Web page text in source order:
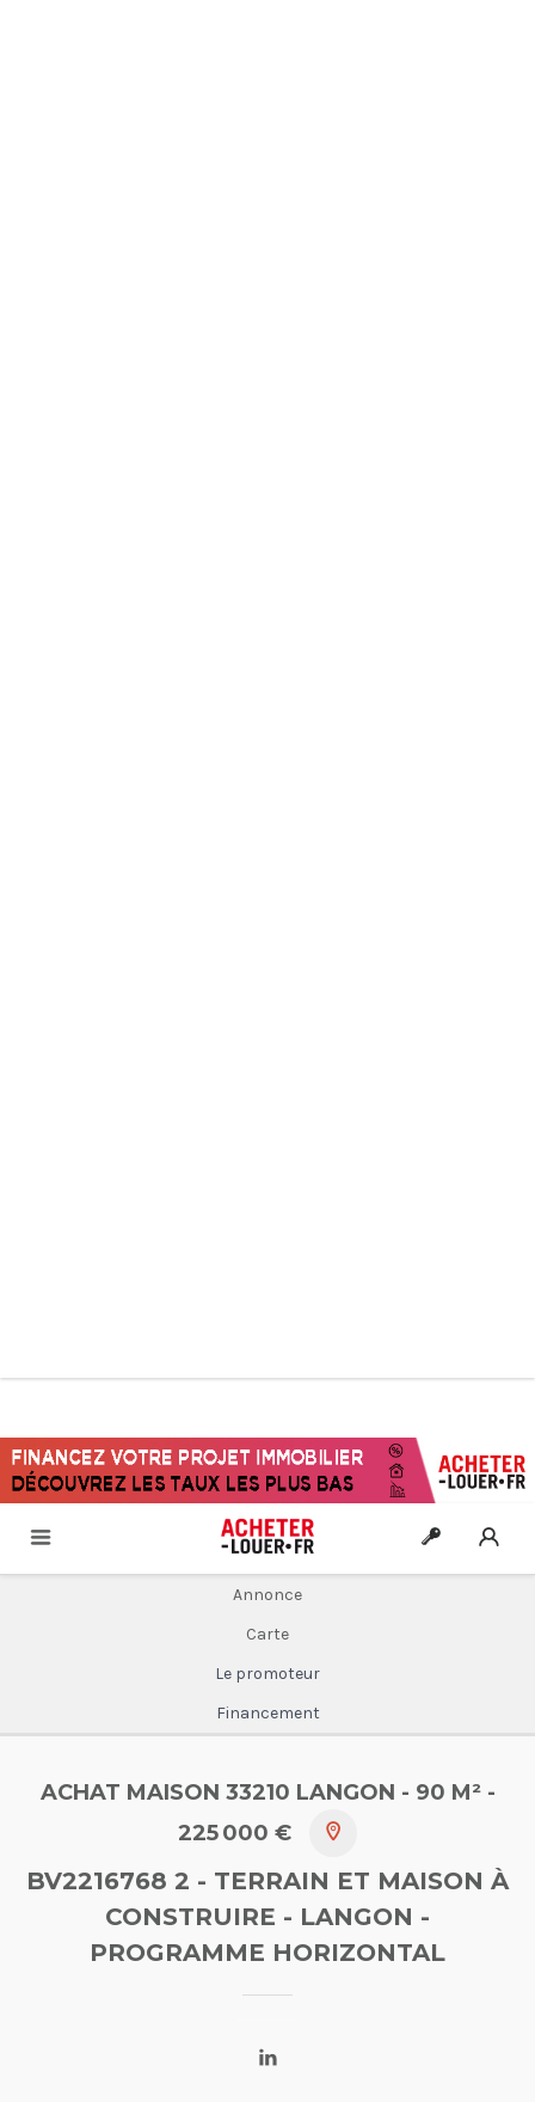
Annonce
Carte
Le promoteur
Financement
ACHAT MAISON 33210 LANGON - 90 M²-
225 000 €
BV2216768 2 - TERRAIN ET MAISON À
CONSTRUIRE - LANGON -
PROGRAMME HORIZONTAL